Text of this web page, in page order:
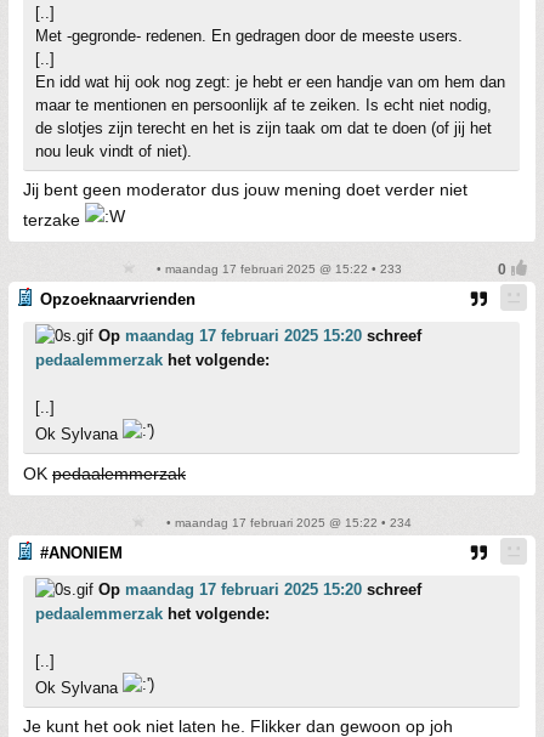
[..]
Met -gegronde- redenen. En gedragen door de meeste users.
[..]
En idd wat hij ook nog zegt: je hebt er een handje van om hem dan
maar te mentionen en persoonlijk af te zeiken. Is echt niet nodig,
de slotjes zijn terecht en het is zijn taak om dat te doen (of jij het
nou leuk vindt of niet).
Jij bent geen moderator dus jouw mening doet verder niet
terzake
• maandag 17 februari 2025 @ 15:22 • 233
Opzoeknaarvrienden
Op maandag 17 februari 2025 15:20 schreef
pedaalemmerzak het volgende:
[..]
Ok Sylvana
OK pedaalemmerzak
• maandag 17 februari 2025 @ 15:22 • 234
#ANONIEM
Op maandag 17 februari 2025 15:20 schreef
pedaalemmerzak het volgende:
[..]
Ok Sylvana
Je kunt het ook niet laten he. Flikker dan gewoon op joh